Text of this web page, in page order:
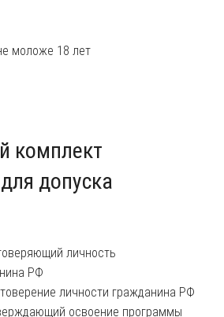
моложе 18 лет
комплект
допуска
личность
РФ
личности гражданина РФ
освоение программы